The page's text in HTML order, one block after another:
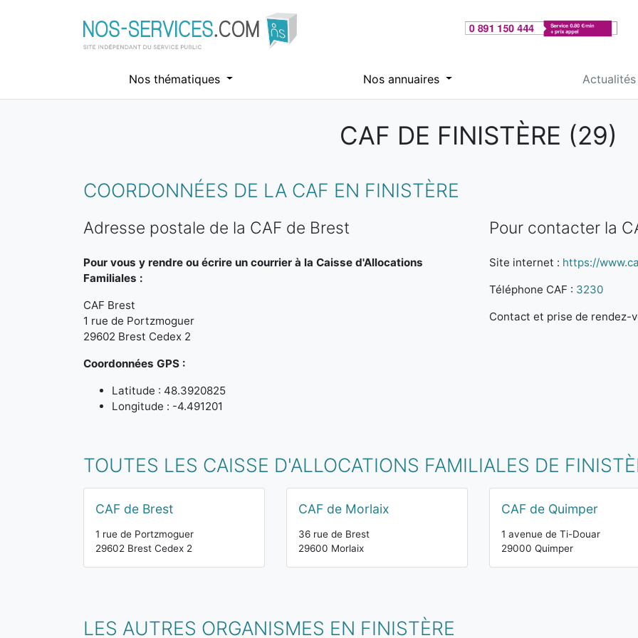
Nos thématiques Nos annuaires Actualités
CAF DE FINISTÈRE (29)
COORDONNÉES DE LA CAF EN FINISTÈRE
Adresse postale de la CAF de Brest
Pour vous y rendre ou écrire un courrier à la Caisse d'Allocations
Familiales :
CAF Brest
1 rue de Portzmoguer
29602 Brest Cedex 2
Coordonnées GPS :
Latitude : 48.3920825
Longitude : -4.491201
Pour contacter la
Site internet : https://
Téléphone CAF : 3230
Contact et prise de rendez-
TOUTES LES CAISSE D'ALLOCATIONS FAMILIALES DE
CAF de Brest
1 rue de Portzmoguer
29602 Brest Cedex 2
CAF de Morlaix
36 rue de Brest
29600 Morlaix
CAF de Quimper
1 avenue de Ti-Douar
29000 Quimper
LES AUTRES ORGANISMES EN FINISTÈRE